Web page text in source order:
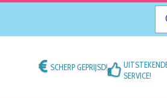
SCHERP GEPRIJSD!
SERVICE!